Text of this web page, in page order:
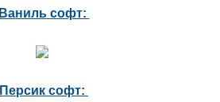
Ваниль софт:
Персик софт: